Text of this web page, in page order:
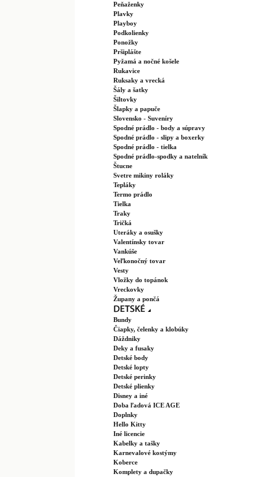
Peňaženky
Plavky
Playboy
Podkolienky
Ponožky
Pršiplášte
Pyžamá a nočné košele
Rukavice
Ruksaky a vrecká
Šály a šatky
Šiltovky
Šlapky a papuče
Slovensko - Suveníry
Spodné prádlo - body a súpravy
Spodné prádlo - slipy a boxerky
Spodné prádlo - tielka
Spodné prádlo-spodky a natelník
Štucne
Svetre mikiny roláky
Tepláky
Termo prádlo
Tielka
Traky
Tričká
Uteráky a osušky
Valentínsky tovar
Vankúše
Veľkonočný tovar
Vesty
Vložky do topánok
Vreckovky
Župany a pončá
Bundy
Čiapky, čelenky a klobúky
Dáždniky
Deky a fusaky
Detské body
Detské lopty
Detské perinky
Detské plienky
Disney a iné
Doba ľadová ICE AGE
Doplnky
Hello Kitty
Iné licencie
Kabelky a tašky
Karnevalové kostýmy
Koberce
Komplety a dupačky